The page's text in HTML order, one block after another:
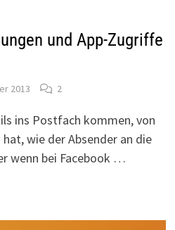
und App-Zugriffe
2013 2
ins Postfach kommen, von
wie der Absender an die
wenn bei Facebook …